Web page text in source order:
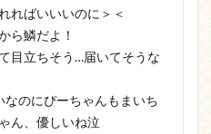
ればいいいのに＞＜
ら鱗だよ！
目立ちそう…届いてそうな
のにぴーちゃんもまいち
ん、優しいね泣